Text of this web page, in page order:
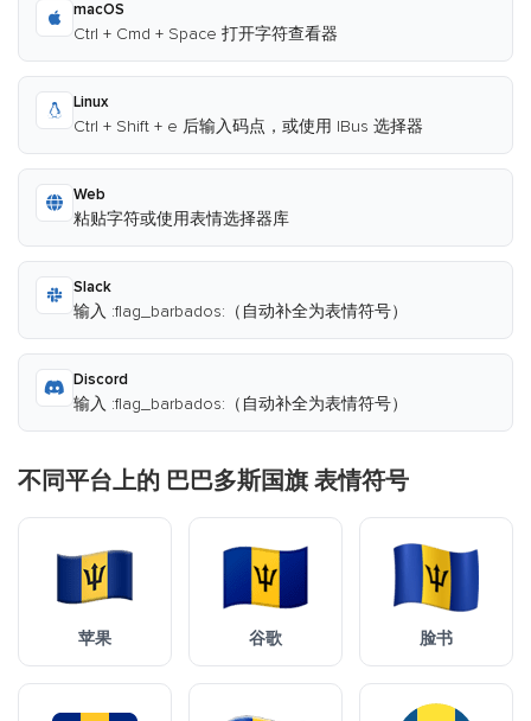
macOS
Ctrl + Cmd + Space 打开字符查看器
Linux
Ctrl + Shift + e 后输入码点，或使用 IBus 选择器
Web
粘贴字符或使用表情选择器库
Slack
输入 :flag_barbados:（自动补全为表情符号）
Discord
输入 :flag_barbados:（自动补全为表情符号）
不同平台上的 巴巴多斯国旗 表情符号
苹果 谷歌 脸书